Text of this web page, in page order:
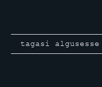
tagasi algusesse